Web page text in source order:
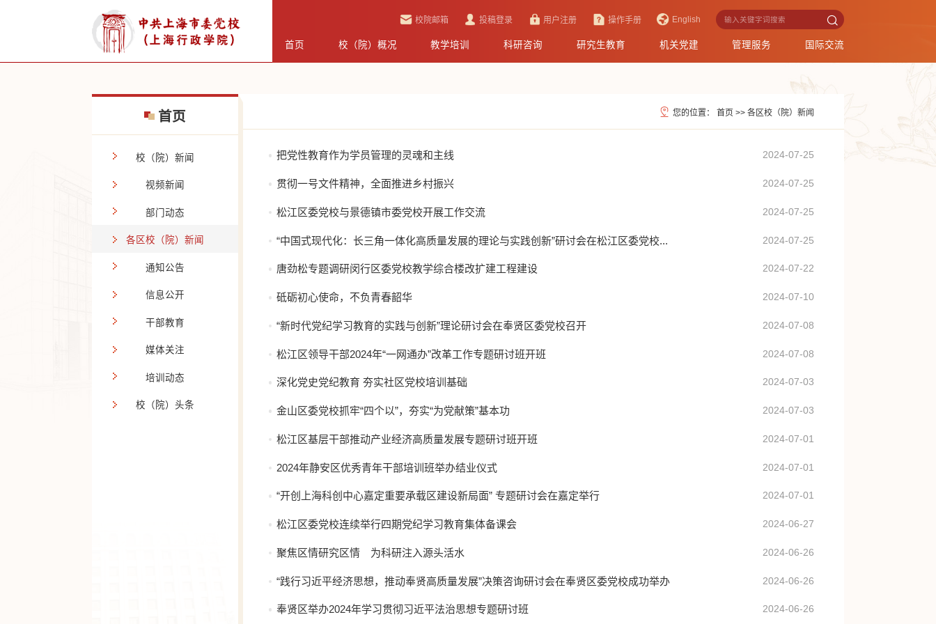
校院邮箱 投稿登录 用户注册 操作手册 English
首页 校（院）概况 教学培训 科研咨询 研究生教育 机关党建 管理服务 国际交流
首页
校（院）新闻
视频新闻
部门动态
各区校（院）新闻
通知公告
信息公开
干部教育
媒体关注
培训动态
校（院）头条
您的位置： 首页>> 各区校（院）新闻
把党性教育作为学员管理的灵魂和主线 2024-07-25
贯彻一号文件精神，全面推进乡村振兴 2024-07-25
松江区委党校与景德镇市委党校开展工作交流 2024-07-25
“中国式现代化：长三角一体化高质量发展的理论与实践创新”研讨会在松江区委党校... 2024-07-25
唐劲松专题调研闵行区委党校教学综合楼改扩建工程建设 2024-07-22
砥砺初心使命，不负青春韶华 2024-07-10
“新时代党纪学习教育的实践与创新”理论研讨会在奉贤区委党校召开 2024-07-08
松江区领导干部2024年“一网通办”改革工作专题研讨班开班 2024-07-08
深化党史党纪教育 夯实社区党校培训基础 2024-07-03
金山区委党校抓牢“四个以”，夯实“为党献策”基本功 2024-07-03
松江区基层干部推动产业经济高质量发展专题研讨班开班 2024-07-01
2024年静安区优秀青年干部培训班举办结业仪式 2024-07-01
“开创上海科创中心嘉定重要承载区建设新局面” 专题研讨会在嘉定举行 2024-07-01
松江区委党校连续举行四期党纪学习教育集体备课会 2024-06-27
聚焦区情研究区情 为科研注入源头活水 2024-06-26
“践行习近平经济思想，推动奉贤高质量发展”决策咨询研讨会在奉贤区委党校成功举办 2024-06-26
奉贤区举办2024年学习贯彻习近平法治思想专题研讨班 2024-06-26